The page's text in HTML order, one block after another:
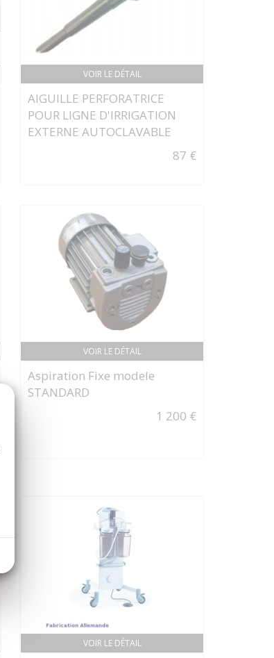
VOIR LE DÉTAIL
AIGUILLE PERFORATRICE
POUR LIGNE D'IRRIGATION
EXTERNE AUTOCLAVABLE
87 €
VOIR LE DÉTAIL
Aspiration Fixe modele
STANDARD
1 200 €
VOIR LE DÉTAIL